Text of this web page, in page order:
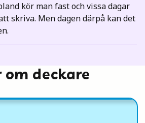
kör man fast och vissa dagar
skriva. Men dagen därpå kan det
om deckare